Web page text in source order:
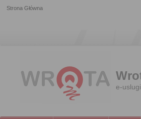
Strona Główna
e-